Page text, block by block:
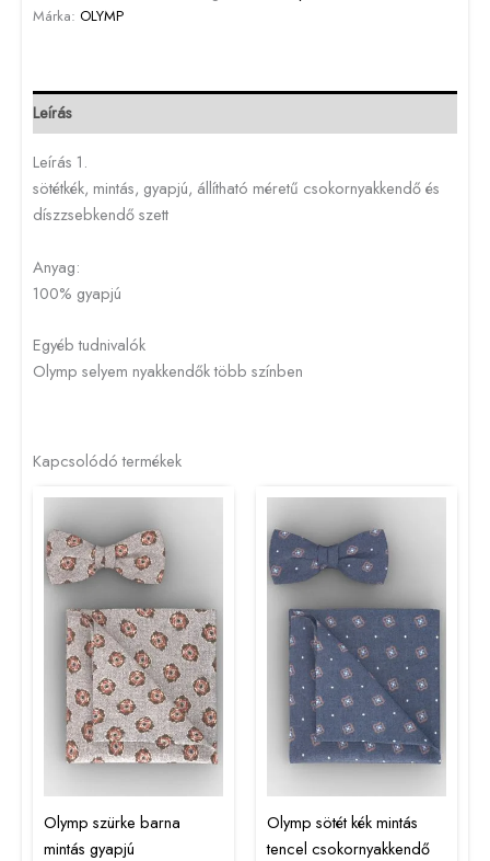
Márka: OLYMP
Leírás
Leírás 1.
sötétkék, mintás, gyapjú, állítható méretű csokornyakkendő és
díszzsebkendő szett
Anyag:
100% gyapjú
Egyéb tudnivalók
Olymp selyem nyakkendők több színben
Kapcsolódó termékek
Olymp szürke barna
mintás gyapjú
Olymp sötét kék mintás
tencel csokornyakkendő